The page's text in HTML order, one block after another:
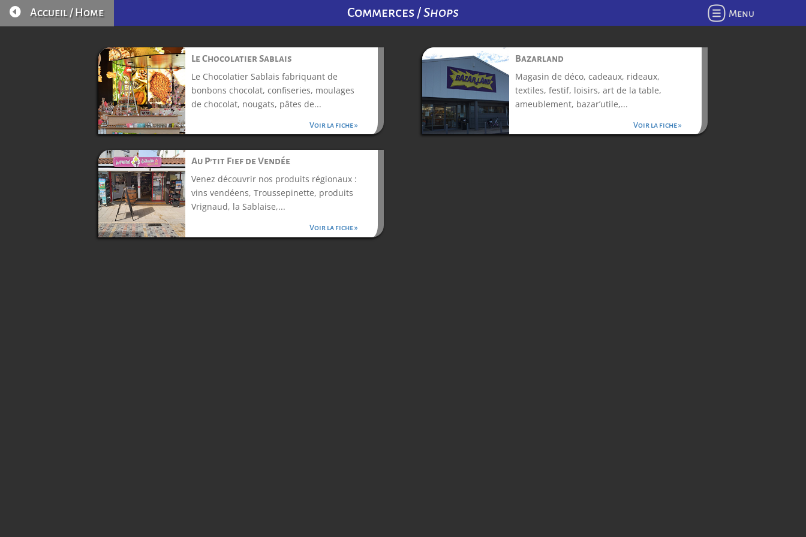
Commerces /Shops
 Accueil / Home Menu
Le Chocolatier Sablais
Le Chocolatier Sablais fabriquant de
bonbons chocolat, confiseries, moulages
de chocolat, nougats, pâtes de...
Voir la fiche »
Bazarland
Magasin de déco, cadeaux, rideaux,
textiles, festif, loisirs, art de la table,
ameublement, bazar’utile,...
Voir la fiche »
Au P’tit Fief de Vendée
Venez découvrir nos produits régionaux :
vins vendéens, Troussepinette, produits
Vrignaud, la Sablaise,...
Voir la fiche »